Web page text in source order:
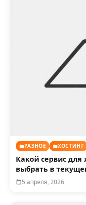
РАЗНОЕ ХОСТИНГ
Какой сервис
выбрать в
5 апреля, 2026